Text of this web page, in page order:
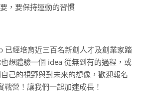
，要保持運動的習慣
已經培育近三百名新創人才及創業家踏
想體驗一個 idea 從無到有的過程，或
己的視野與對未來的想像，歡迎報名
戰營！讓我們一起加速成長！